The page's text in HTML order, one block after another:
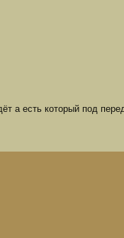
а есть который под